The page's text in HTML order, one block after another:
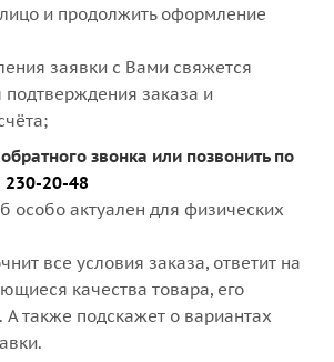
и продолжить оформление
заявки с Вами свяжется
заказа и
звонка или позвонить по
230-20-48
особо актуален для физических
все условия заказа, ответит на
качества товара, его
А также подскажет о вариантах